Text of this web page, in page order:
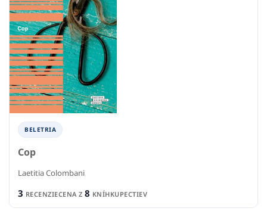
BELETRIA
Cop
Laetitia Colombani
3 RECENZIECENA Z 8 KNÍHKUPECTIEV